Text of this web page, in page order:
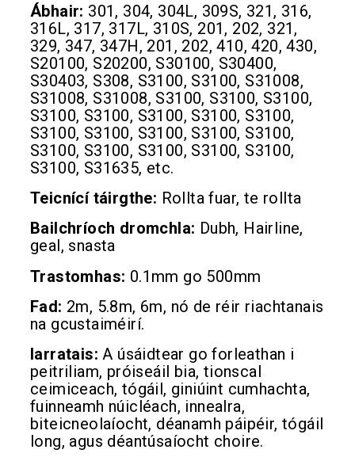
Ábhair: 301, 304, 304L, 309S, 321, 316,
316L, 317, 317L, 310S, 201, 202, 321,
329, 347, 347H, 201, 202, 410, 420, 430,
S20100, S20200, S30100, S30400,
S30403, S308, S3100, S3100, S31008,
S31008, S31008, S3100, S3100, S3100,
S3100, S3100, S3100, S3100, S3100,
S3100, S3100, S3100, S3100, S3100,
S3100, S3100, S3100, S3100, S3100,
S3100, S31635, etc.
Teicnící táirgthe: Rollta fuar, te rollta
Bailchríoch dromchla: Dubh, Hairline,
geal, snasta
Trastomhas: 0.1mm go 500mm
Fad: 2m, 5.8m, 6m, nó de réir riachtanais
na gcustaiméirí.
Iarratais: A úsáidtear go forleathan i
peitriliam, próiseáil bia, tionscal
ceimiceach, tógáil, giniúint cumhachta,
fuinneamh núicléach, innealra,
biteicneolaíocht, déanamh páipéir, tógáil
long, agus déantúsaíocht choire.